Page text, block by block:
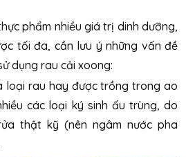
phẩm nhiều giá trị dinh dưỡng,
tối đa, cần lưu ý những vấn đề
dụng rau cải xoong:
loại rau hay được trồng trong ao
các loại ký sinh ấu trùng, do
thật kỹ (nên ngâm nước pha